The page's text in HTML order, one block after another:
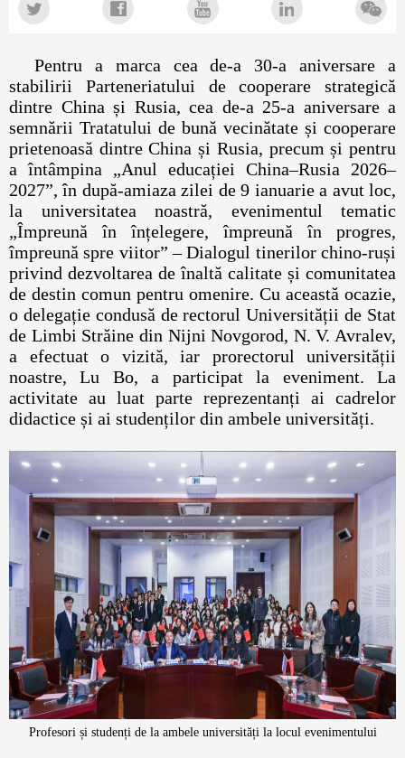
Pentru a marca cea de-a 30-a aniversare a
stabilirii Parteneriatului de cooperare strategică
dintre China și Rusia, cea de-a 25-a aniversare a
semnării Tratatului de bună vecinătate și cooperare
prietenoasă dintre China și Rusia, precum și pentru
a întâmpina „Anul educației China–Rusia 2026–
2027”, în după-amiaza zilei de 9 ianuarie a avut loc,
la universitatea noastră, evenimentul tematic
„Împreună în înțelegere, împreună în progres,
împreună spre viitor” – Dialogul tinerilor chino-ruși
privind dezvoltarea de înaltă calitate și comunitatea
de destin comun pentru omenire. Cu această ocazie,
o delegație condusă de rectorul Universității de Stat
de Limbi Străine din Nijni Novgorod, N. V. Avralev,
a efectuat o vizită, iar prorectorul universității
noastre, Lu Bo, a participat la eveniment. La
activitate au luat parte reprezentanți ai cadrelor
didactice și ai studenților din ambele universități.
Profesori și studenți de la ambele universități la locul evenimentului